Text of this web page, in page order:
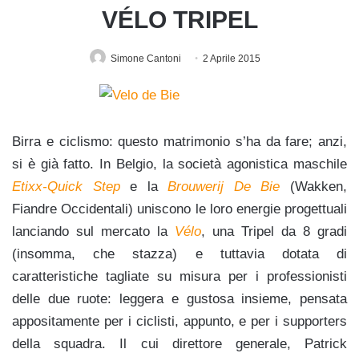
VÉLO TRIPEL
Simone Cantoni 2 Aprile 2015
Birra e ciclismo: questo matrimonio s’ha da fare; anzi,
si è già fatto. In Belgio, la società agonistica maschile
Etixx-Quick Stepe laBrouwerij De Bie (Wakken,
Fiandre Occidentali) uniscono le loro energie progettuali
lanciando sul mercato la Vélo, una Tripel da 8 gradi
(insomma, che stazza) e tuttavia dotata di
caratteristiche tagliate su misura per i professionisti
delle due ruote: leggera e gustosa insieme, pensata
appositamente per i ciclisti, appunto, e per i supporters
della squadra. Il cui direttore generale, Patrick